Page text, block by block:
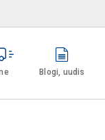
Blogi, uudis